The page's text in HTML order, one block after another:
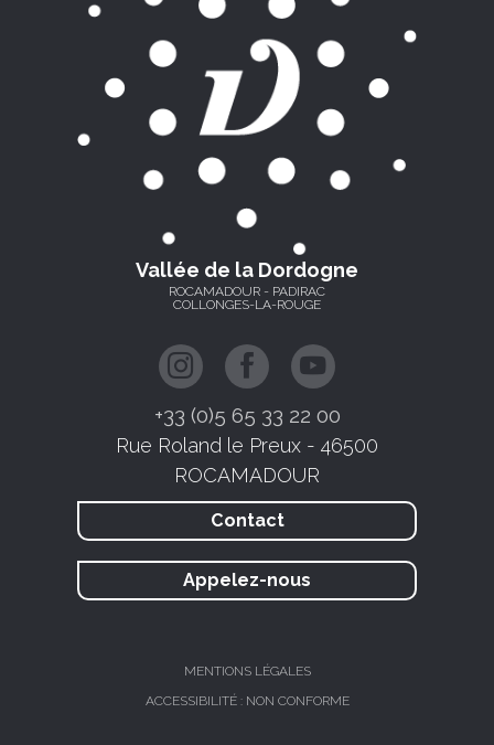
Vallée de la Dordogne
ROCAMADOUR - PADIRAC
COLLONGES-LA-ROUGE
+33 (0)5 65 33 22 00
Rue Roland le Preux - 46500
ROCAMADOUR
Contact
Appelez-nous
MENTIONS LÉGALES
ACCESSIBILITÉ : NON CONFORME